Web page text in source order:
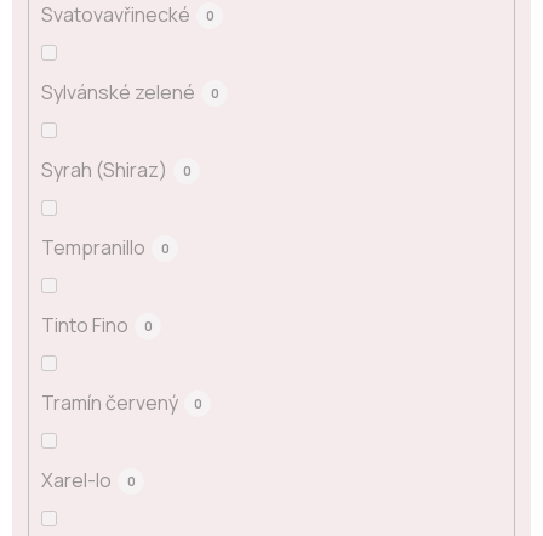
Svatovavřinecké 0
Sylvánské zelené 0
Syrah (Shiraz) 0
Tempranillo 0
Tinto Fino 0
Tramín červený 0
Xarel-lo 0